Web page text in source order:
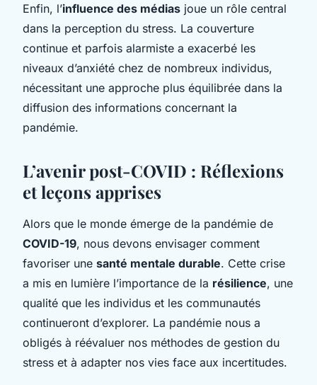
Enfin, l’influence des médias joue un rôle central
dans la perception du stress. La couverture
continue et parfois alarmiste a exacerbé les
niveaux d’anxiété chez de nombreux individus,
nécessitant une approche plus équilibrée dans la
diffusion des informations concernant la
pandémie.
L’avenir post-COVID : Réflexions
et leçons apprises
Alors que le monde émerge de la pandémie de
COVID-19, nous devons envisager comment
favoriser une santé mentale durable. Cette crise
a mis en lumière l’importance de la résilience, une
qualité que les individus et les communautés
continueront d’explorer. La pandémie nous a
obligés à réévaluer nos méthodes de gestion du
stress et à adapter nos vies face aux incertitudes.